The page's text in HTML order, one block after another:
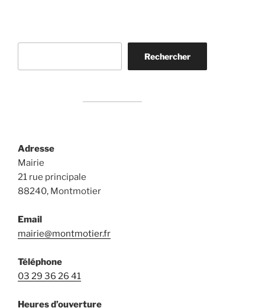
Rechercher
Adresse
Mairie
21 rue principale
88240, Montmotier
Email
mairie@montmotier.fr
Téléphone
03 29 36 26 41
Heures d’ouverture